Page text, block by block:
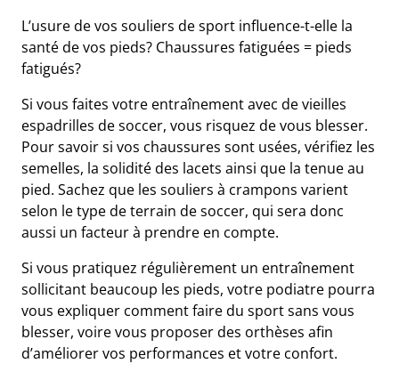
L’usure de vos souliers de sport influence-t-elle la
santé de vos pieds? Chaussures fatiguées = pieds
fatigués?
Si vous faites votre entraînement avec de vieilles
espadrilles de soccer, vous risquez de vous blesser.
Pour savoir si vos chaussures sont usées, vérifiez les
semelles, la solidité des lacets ainsi que la tenue au
pied. Sachez que les souliers à crampons varient
selon le type de terrain de soccer, qui sera donc
aussi un facteur à prendre en compte.
Si vous pratiquez régulièrement un entraînement
sollicitant beaucoup les pieds, votre podiatre pourra
vous expliquer comment faire du sport sans vous
blesser, voire vous proposer des orthèses afin
d’améliorer vos performances et votre confort.